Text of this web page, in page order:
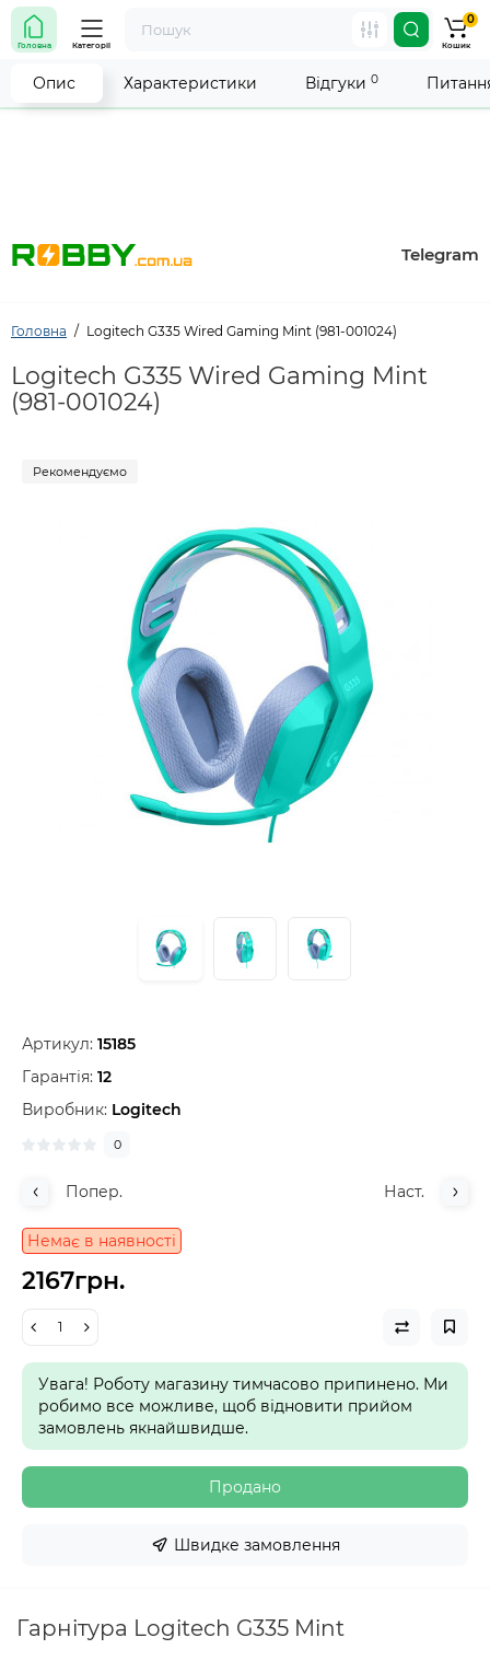
Увага! Роботу магазину тимчасово припинено. Ми
робимо все можливе, щоб відновити прийом
замовлень якнайшвидше.
Telegram
Головна Категорії
0
Кошик
Головна Logitech G335 Wired Gaming Mint (981-001024)
Logitech G335 Wired Gaming Mint
(981-001024)
Рекомендуємо
Артикул: 15185
Гарантія: 12
Виробник: Logitech
0
Попер. Наст.
Немає в наявності
2167грн.
Увага! Роботу магазину тимчасово припинено. Ми
робимо все можливе, щоб відновити прийом
замовлень якнайшвидше.
Продано
Швидке замовлення
Опис Характеристики Відгуки 0
Гарнітура Logitech G335 Mint